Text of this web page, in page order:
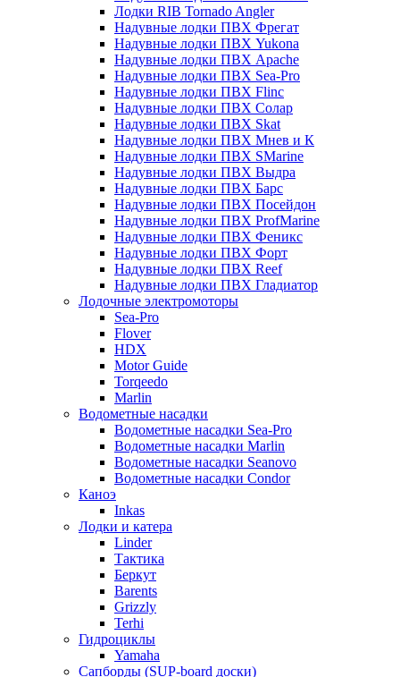
Лодки RIB Tornado Angler
Надувные лодки ПВХ Фрегат
Надувные лодки ПВХ Yukona
Надувные лодки ПВХ Apache
Надувные лодки ПВХ Sea-Pro
Надувные лодки ПВХ Flinc
Надувные лодки ПВХ Солар
Надувные лодки ПВХ Skat
Надувные лодки ПВХ Мнев и К
Надувные лодки ПВХ SMarine
Надувные лодки ПВХ Выдра
Надувные лодки ПВХ Барс
Надувные лодки ПВХ Посейдон
Надувные лодки ПВХ ProfMarine
Надувные лодки ПВХ Феникс
Надувные лодки ПВХ Форт
Надувные лодки ПВХ Reef
Надувные лодки ПВХ Гладиатор
Лодочные электромоторы
Sea-Pro
Flover
HDX
Motor Guide
Torqeedo
Marlin
Водометные насадки
Водометные насадки Sea-Pro
Водометные насадки Marlin
Водометные насадки Seanovo
Водометные насадки Condor
Каноэ
Inkas
Лодки и катера
Linder
Тактика
Беркут
Barents
Grizzly
Terhi
Гидроциклы
Yamaha
Сапборды (SUP-board доски)